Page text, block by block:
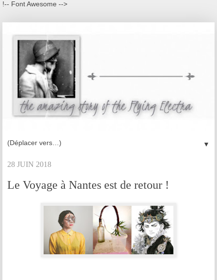
!-- Font Awesome -->
▼
28 JUIN 2018
Le Voyage à Nantes est de retour !